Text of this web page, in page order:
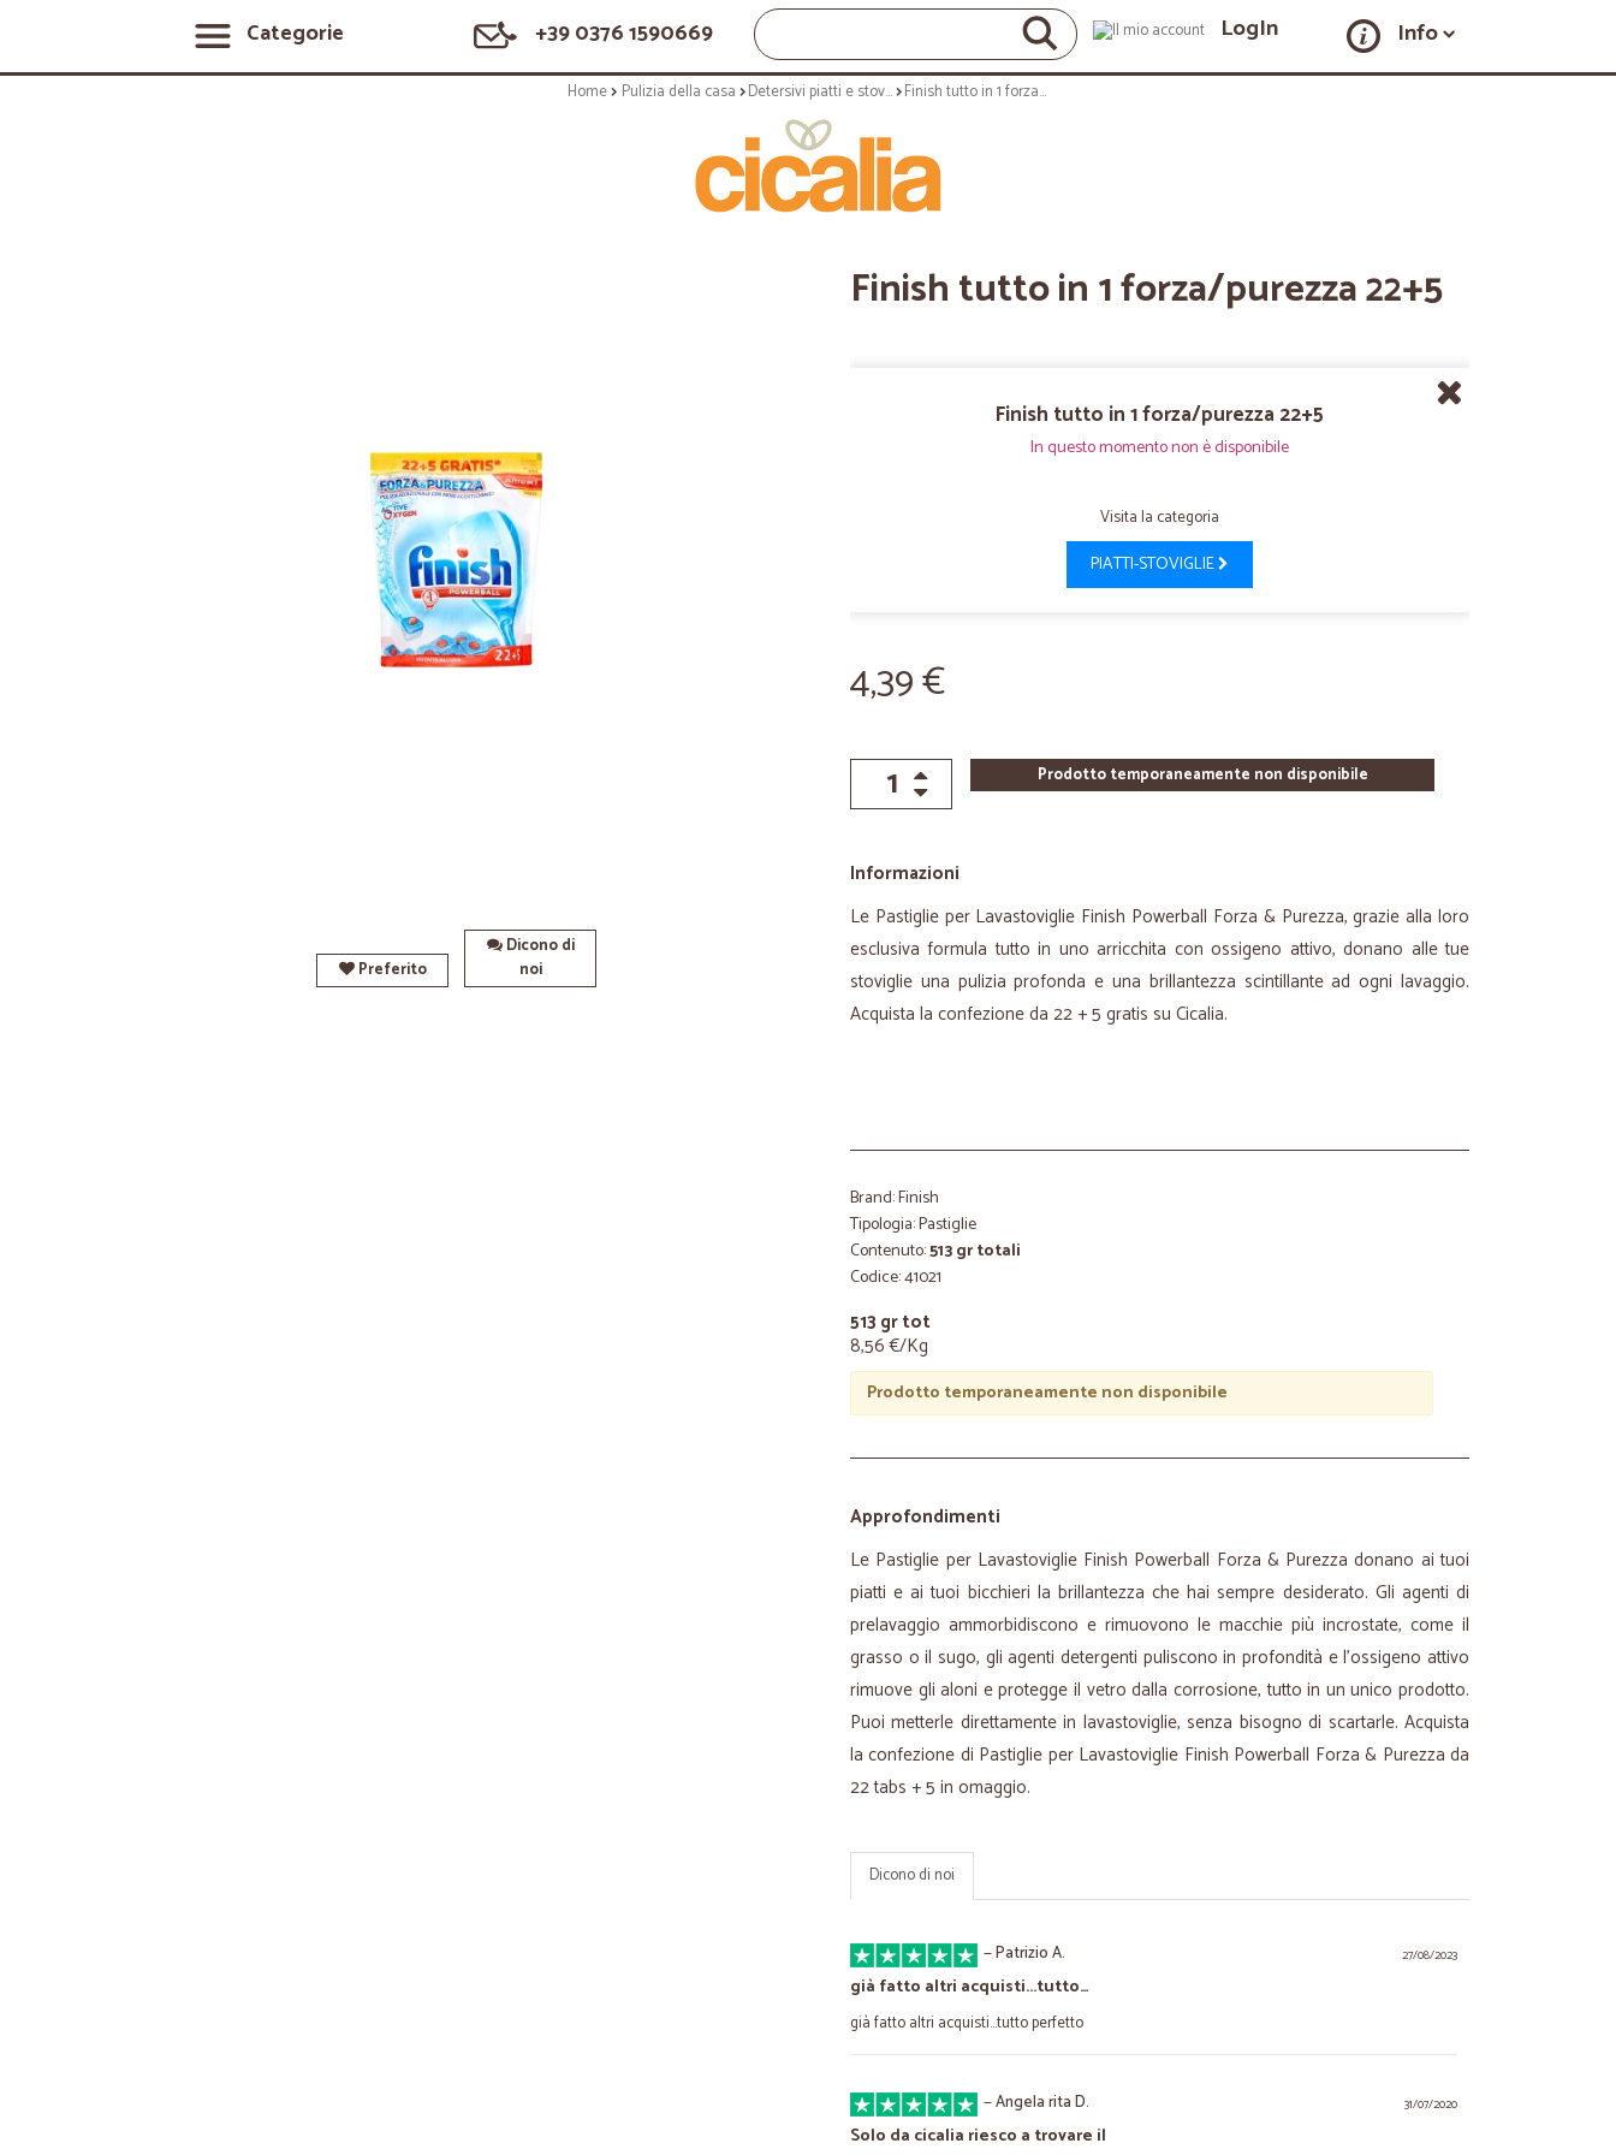
Categorie +39 0376 1590669 LogIn Info
Home Pulizia della casa Detersivi piatti e stoviglie Finish tutto in 1 forza/purezza 22+5
Preferito
Dicono di
noi
Finish tutto in 1 forza/purezza 22+5
Finish tutto in 1 forza/purezza 22+5
In questo momento non è disponibile
Visita la categoria
PIATTI-STOVIGLIE
4,39 €
Prodotto temporaneamente non disponibile
Informazioni
Le Pastiglie per Lavastoviglie Finish Powerball Forza & Purezza, grazie alla loro
esclusiva formula tutto in uno arricchita con ossigeno attivo, donano alle tue
stoviglie una pulizia profonda e una brillantezza scintillante ad ogni lavaggio.
Acquista la confezione da 22 + 5 gratis su Cicalia.
Brand: Finish
Tipologia: Pastiglie
Contenuto:513 gr totali
Codice: 41021
513 gr tot
8,56 €/Kg
Prodotto temporaneamente non disponibile
Approfondimenti
Le Pastiglie per Lavastoviglie Finish Powerball Forza & Purezza donano ai tuoi
piatti e ai tuoi bicchieri la brillantezza che hai sempre desiderato. Gli agenti di
prelavaggio ammorbidiscono e rimuovono le macchie più incrostate, come il
grasso o il sugo, gli agenti detergenti puliscono in profondità e l’ossigeno attivo
rimuove gli aloni e protegge il vetro dalla corrosione, tutto in un unico prodotto.
Puoi metterle direttamente in lavastoviglie, senza bisogno di scartarle. Acquista
la confezione di Pastiglie per Lavastoviglie Finish Powerball Forza & Purezza da
22 tabs + 5 in omaggio.
Dicono di noi
27/08/2023
—Patrizio A.
già fatto altri acquisti...tutto…
già fatto altri acquisti...tutto perfetto
31/07/2020
—Angela rita D.
Solo da cicalia riesco a trovare il